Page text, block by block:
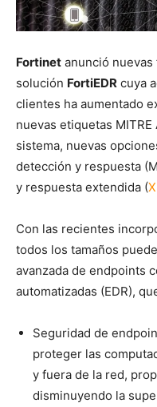
Fortinet anunció
solución FortiEDR cuya
clientes ha aumentado
nuevas etiquetas
sistema, nuevas
detección y respuesta
y respuesta extendida (
Con las recientes
todos los tamaños
avanzada de endpoints
automatizadas (EDR),
Seguridad de
proteger las
y fuera de la red,
disminuyendo la